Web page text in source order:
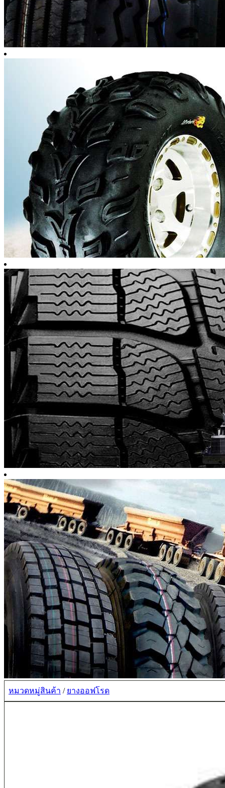
หมวดหมู่สินค้า / ยางออฟโรด